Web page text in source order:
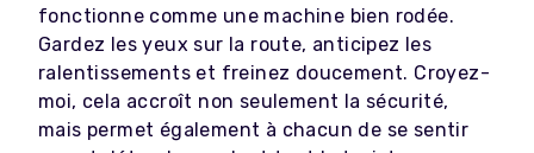
fonctionne comme une machine bien rodée.
Gardez les yeux sur la route, anticipez les
ralentissements et freinez doucement. Croyez-
moi, cela accroît non seulement la sécurité,
mais permet également à chacun de se sentir